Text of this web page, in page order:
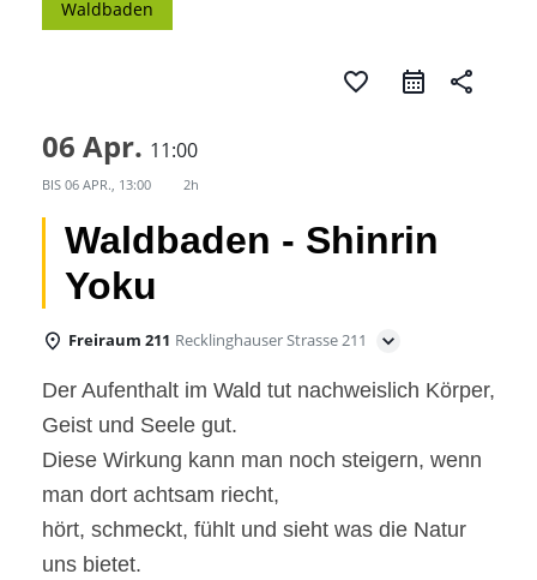
Waldbaden
favorite_border share
06 Apr. 11:00
BIS 06 APR., 13:00 2h
Waldbaden - Shinrin
Yoku
Freiraum 211 Recklinghauser Strasse 211
Der Aufenthalt im Wald tut nachweislich Körper,
Geist und Seele gut.
Diese Wirkung kann man noch steigern, wenn
man dort achtsam riecht,
hört, schmeckt, fühlt und sieht was die Natur
uns bietet.